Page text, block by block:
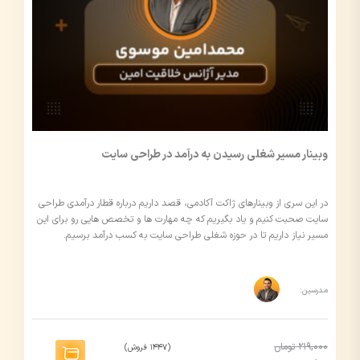
وبینار مسیر شغلی رسیدن به درآمد در طراحی سایت
در این سری از وبینارهای ژاکت آکادمی، قصد داریم درباره قطار درآمدی طراحی
سایت صحبت کنیم و یاد بگیریم که چه مهارت ها و تخصص هایی رو برای این
مسیر نیاز داریم تا در حوزه شغلی طراحی سایت به کسب درآمد برسیم.
مدرسین:
219,000 تومان (1447 فروش)